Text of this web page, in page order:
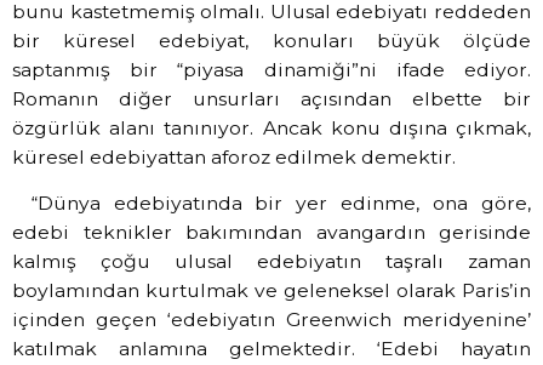
bunu kastetmemiş olmalı. Ulusal edebiyatı reddeden
bir küresel edebiyat, konuları büyük ölçüde
saptanmış bir “piyasa dinamiği”ni ifade ediyor.
Romanın diğer unsurları açısından elbette bir
özgürlük alanı tanınıyor. Ancak konu dışına çıkmak,
küresel edebiyattan aforoz edilmek demektir.
“Dünya edebiyatında bir yer edinme, ona göre,
edebi teknikler bakımından avangardın gerisinde
kalmış çoğu ulusal edebiyatın taşralı zaman
boylamından kurtulmak ve geleneksel olarak Paris’in
içinden geçen ‘edebiyatın Greenwich meridyenine’
katılmak anlamına gelmektedir. ‘Edebi hayatın